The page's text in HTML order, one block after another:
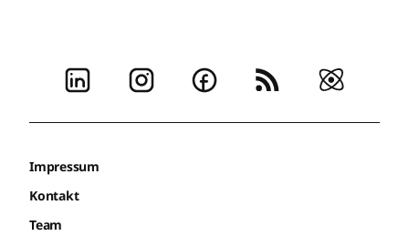
Impressum
Kontakt
Team